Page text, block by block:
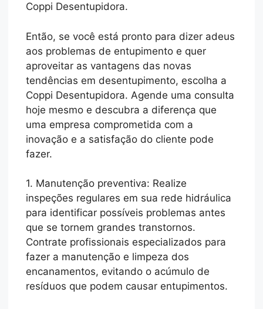
Coppi Desentupidora.
Então, se você está pronto para dizer adeus
aos problemas de entupimento e quer
aproveitar as vantagens das novas
tendências em desentupimento, escolha a
Coppi Desentupidora. Agende uma consulta
hoje mesmo e descubra a diferença que
uma empresa comprometida com a
inovação e a satisfação do cliente pode
fazer.
1. Manutenção preventiva: Realize
inspeções regulares em sua rede hidráulica
para identificar possíveis problemas antes
que se tornem grandes transtornos.
Contrate profissionais especializados para
fazer a manutenção e limpeza dos
encanamentos, evitando o acúmulo de
resíduos que podem causar entupimentos.